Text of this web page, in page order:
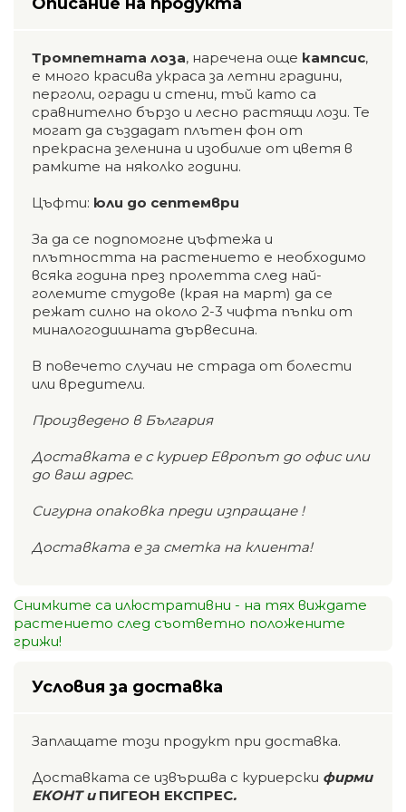
Тромпетната лоза, наречена още кампсис,
е много красива украса за летни градини,
перголи, огради и стени, тъй като са
сравнително бързо и лесно растящи лози. Те
могат да създадат плътен фон от
прекрасна зеленина и изобилие от цветя в
рамките на няколко години.
Цъфти: юли до септември
За да се подпомогне цъфтежа и
плътността на растението е необходимо
всяка година през пролетта след най-
големите студове (края на март) да се
режат силно на около 2-3 чифта пъпки от
миналогодишната дървесина.
В повечето случаи не страда от болести
или вредители.
Произведено в България
Доставката е с куриер Европът до офис или
до ваш адрес.
Сигурна опаковка преди изпращане !
Доставката е за сметка на клиента!
Снимките са илюстративни - на тях виждате
растението след съответно положените
грижи!
Условия за доставка
Заплащате този продукт при доставка.
Доставката се извършва с куриерски фирми
ЕКОНТ и ПИГЕОН ЕКСПРЕС.